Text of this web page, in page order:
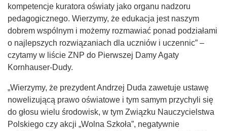
kompetencje kuratora oświaty jako organu nadzoru
pedagogicznego. Wierzymy, że edukacja jest naszym
dobrem wspólnym i możemy rozmawiać ponad podziałami
o najlepszych rozwiązaniach dla uczniów i uczennic” –
czytamy w liście ZNP do Pierwszej Damy Agaty
Kornhauser-Dudy.
„Wierzymy, że prezydent Andrzej Duda zawetuje ustawę
nowelizującą prawo oświatowe i tym samym przychyli się
do głosu wielu środowisk, w tym Związku Nauczycielstwa
Polskiego czy akcji „Wolna Szkoła”, negatywnie